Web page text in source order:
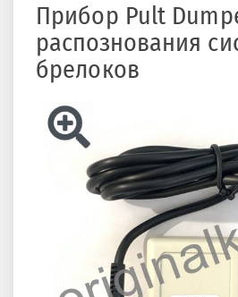
Прибор Pult
распознования
брелоков